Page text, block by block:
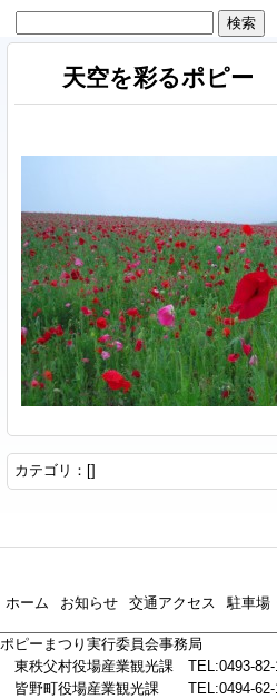
索:
天空を彩るポピー
カテゴリ：[]
ホーム お知らせ 交通アクセス 駐車場
ポピーまつり実行委員会事務局
東秩父村役場産業観光課 TEL:0493-82-
皆野町役場産業観光課 TEL:0494-62-